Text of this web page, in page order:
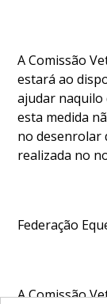
A Comissão
estará ao
ajudar naquilo
esta medida
no desenrolar
realizada no
Federação
A Comissão